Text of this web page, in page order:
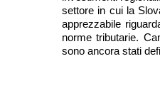
settore in cui la
apprezzabile
norme tributarie.
sono ancora stati